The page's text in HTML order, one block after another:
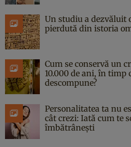
Un studiu a dezvăluit
pierdută din istoria
Cum se conservă un
10.000 de ani, în timp
descompune?
Personalitatea ta nu
cât crezi: Iată cum te
îmbătrânești